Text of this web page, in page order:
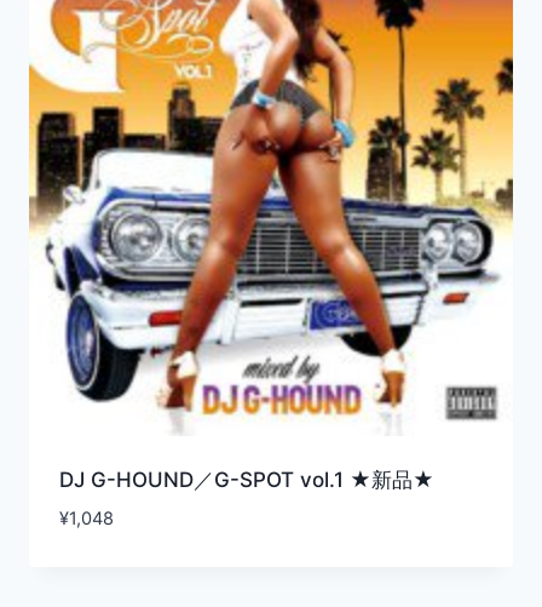
DJ G-HOUND／G-SPOT vol.1 ★新品★
¥1,048